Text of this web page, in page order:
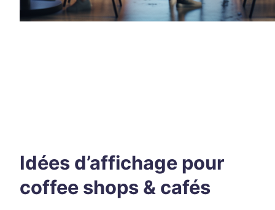
Idées d’affichage pour
coffee shops & cafés